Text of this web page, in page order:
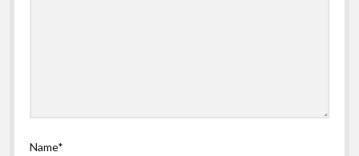
Name*